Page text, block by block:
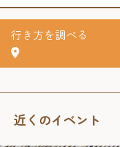
行き方を調べる
近くのイベント